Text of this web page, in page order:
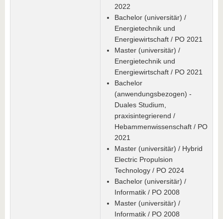
2022
Bachelor (universitär) /
Energietechnik und
Energiewirtschaft / PO 2021
Master (universitär) /
Energietechnik und
Energiewirtschaft / PO 2021
Bachelor
(anwendungsbezogen) -
Duales Studium,
praxisintegrierend /
Hebammenwissenschaft / PO
2021
Master (universitär) / Hybrid
Electric Propulsion
Technology / PO 2024
Bachelor (universitär) /
Informatik / PO 2008
Master (universitär) /
Informatik / PO 2008